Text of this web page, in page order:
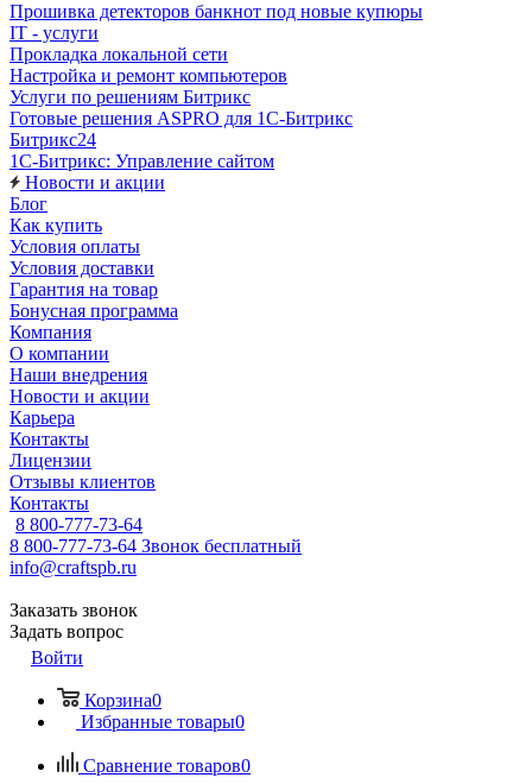
Прошивка детекторов банкнот под новые купюры
IT - услуги
Прокладка локальной сети
Настройка и ремонт компьютеров
Услуги по решениям Битрикс
Готовые решения ASPRO для 1С-Битрикс
Битрикс24
1С-Битрикс: Управление сайтом
Новости и акции
Блог
Как купить
Условия оплаты
Условия доставки
Гарантия на товар
Бонусная программа
Компания
О компании
Наши внедрения
Новости и акции
Карьера
Контакты
Лицензии
Отзывы клиентов
Контакты
8 800-777-73-64
8 800-777-73-64 Звонок бесплатный
info@craftspb.ru
Заказать звонок
Задать вопрос
Войти
Корзина0
Избранные товары0
Сравнение товаров0